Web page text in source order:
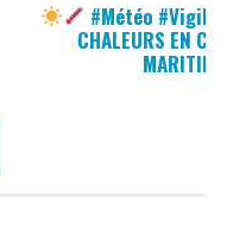
#Météo #Vigilance
CHALEURS EN
MARITIME